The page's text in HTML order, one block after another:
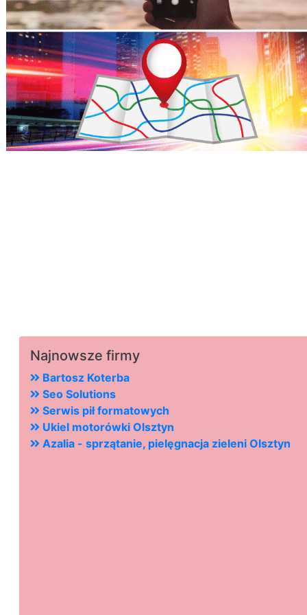
Najnowsze firmy
Bartosz Koterba
Seo Solutions
Serwis pił formatowych
Ukiel motorówki Olsztyn
Azalia - sprzątanie, pielęgnacja zieleni Olsztyn